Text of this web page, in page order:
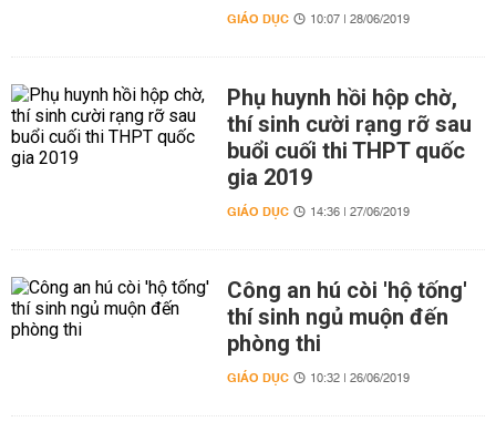
GIÁO DỤC 10:07 | 28/06/2019
Phụ huynh hồi hộp chờ,
thí sinh cười rạng rỡ sau
buổi cuối thi THPT quốc
gia 2019
GIÁO DỤC 14:36 | 27/06/2019
Công an hú còi 'hộ tống'
thí sinh ngủ muộn đến
phòng thi
GIÁO DỤC 10:32 | 26/06/2019